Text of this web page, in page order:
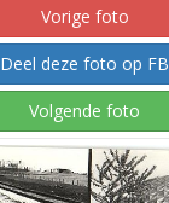
Vorige foto
Deel deze foto op FB
Volgende foto